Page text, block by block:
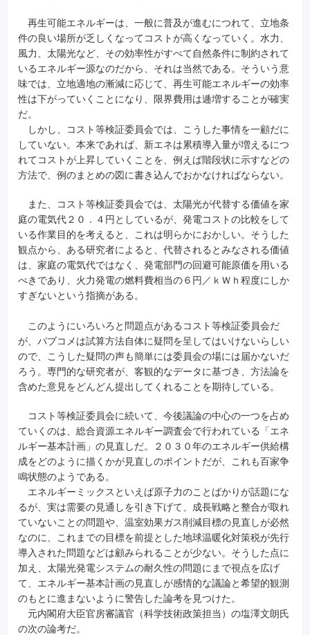
再生可能エネルギーは、一般に普及が進むにつれて、立地条
件の良い場所が乏しくなってコストが高くなっていく。水力、
風力、太陽光など、その効率性がすべて自然条件に制約されて
いるエネルギー源なのだから、それは当然である。そういう意
味では、立地適地の漸減に応じて、再生可能エネルギーの効率
性は下がっていくことになり、限界費用は逓増することが確実
だ。
しかし、コスト等検証委員会では、こうした事情を一顧だに
していない。本来であれば、新エネは累積導入量が増えるにつ
れてコストが上昇していくことを、例えば階段状に示すなどの
方法で、例のまとめの図に書き込んでおかなければならない。
また、コスト等検証委員会では、太陽光が代替する価値を家
庭の電気代２０．４円としているが、発電コストの比較をして
いる作業目的を考えると、これは明らかにおかしい。そうした
観点から、ある研究者によると、代替されるとみなされる価値
は、家庭の電気代ではなく、発電部門の回避可能原価を用いる
べきであり、火力発電の燃料費相当の６円／ｋＷｈ程度にしか
すぎないという指摘がある。
このようにいろいろと問題点があるコスト等検証委員会だ
が、パブコメは試算方法自体に疑問を呈してはいけないらしい
ので、こうした疑問の声も簡単には委員会の場には届かないだ
ろう。専門的な研究者が、客観的なデータに基づき、方法論を
含めた意見をどんどん提出してくれることを期待している。
コスト等検証委員会に続いて、今後議論の中心の一つを占め
ていくのは、総合資源エネルギー調査会で行われている「エネ
ルギー基本計画」の見直しだ。２０３０年のエネルギー供給構
成をどのように描くかが見直しのポイントだが、これも百家争
鳴状態のようである。
エネルギーミックスといえば原子力のことばかりが話題にな
るが、実は需要の見通しを引き下げて、成長戦略と整合が取れ
ていないことの問題や、温室効果ガス削減目標の見直しが必然
なのに、これまでの目標を前提とした地球温暖化対策税が先行
導入された問題などは顧みられることが少ない。そうした点に
加え、太陽光発電システムの耐久性の問題にまで視点を広げ
て、エネルギー基本計画の見直しが感情的な議論と希望的観測
のもとに進まないように警告した論考を見つけた。
元内閣府大臣官房審議官（科学技術政策担当）の塩澤文朗氏
の次の論考だ。